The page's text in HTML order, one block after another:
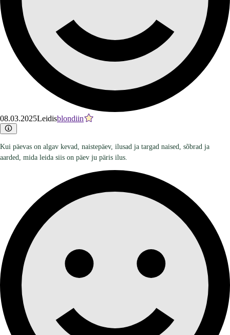
08.03.2025Leidisblondiin
Kui päevas on algav kevad, naistepäev, ilusad ja targad naised, sõbrad ja
aarded, mida leida siis on päev ju päris ilus.